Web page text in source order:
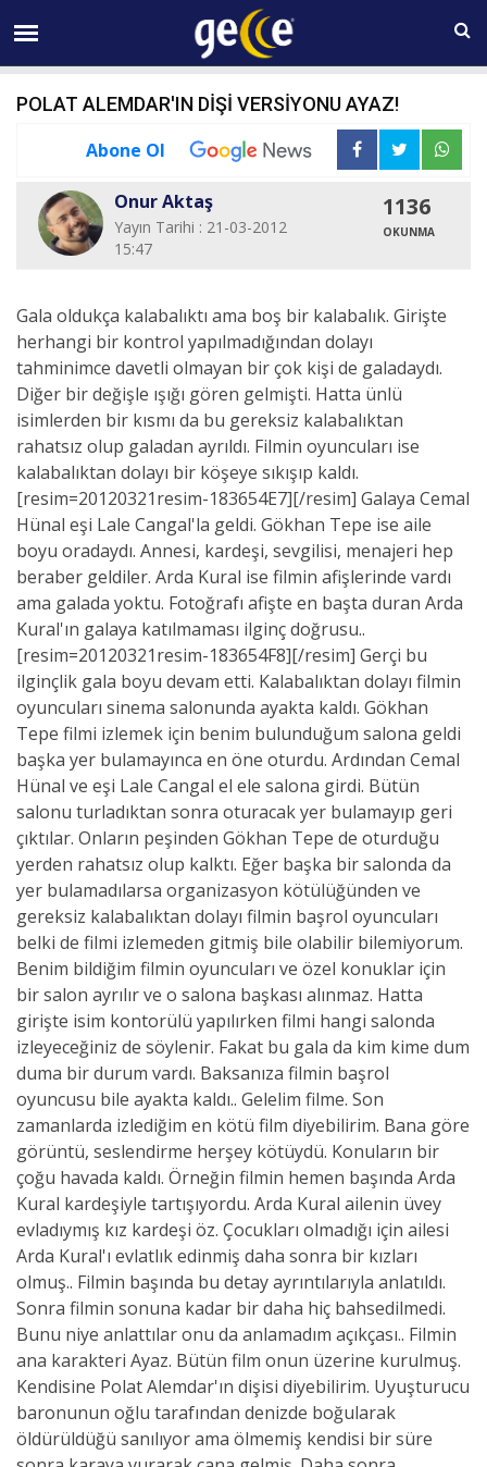
07 AĞUSTOS Cuma 05:00
POLAT ALEMDAR'IN DİŞİ VERSİYONU AYAZ!
Abone Ol
Onur Aktaş
Yayın Tarihi : 21-03-2012
15:47
1136
OKUNMA
Gala oldukça kalabalıktı ama boş bir kalabalık. Girişte
herhangi bir kontrol yapılmadığından dolayı
tahminimce davetli olmayan bir çok kişi de galadaydı.
Diğer bir değişle ışığı gören gelmişti. Hatta ünlü
isimlerden bir kısmı da bu gereksiz kalabalıktan
rahatsız olup galadan ayrıldı. Filmin oyuncuları ise
kalabalıktan dolayı bir köşeye sıkışıp kaldı.
[resim=20120321resim-183654E7][/resim] Galaya Cemal
Hünal eşi Lale Cangal'la geldi. Gökhan Tepe ise aile
boyu oradaydı. Annesi, kardeşi, sevgilisi, menajeri hep
beraber geldiler. Arda Kural ise filmin afişlerinde vardı
ama galada yoktu. Fotoğrafı afişte en başta duran Arda
Kural'ın galaya katılmaması ilginç doğrusu..
[resim=20120321resim-183654F8][/resim] Gerçi bu
ilginçlik gala boyu devam etti. Kalabalıktan dolayı filmin
oyuncuları sinema salonunda ayakta kaldı. Gökhan
Tepe filmi izlemek için benim bulunduğum salona geldi
başka yer bulamayınca en öne oturdu. Ardından Cemal
Hünal ve eşi Lale Cangal el ele salona girdi. Bütün
salonu turladıktan sonra oturacak yer bulamayıp geri
çıktılar. Onların peşinden Gökhan Tepe de oturduğu
yerden rahatsız olup kalktı. Eğer başka bir salonda da
yer bulamadılarsa organizasyon kötülüğünden ve
gereksiz kalabalıktan dolayı filmin başrol oyuncuları
belki de filmi izlemeden gitmiş bile olabilir bilemiyorum.
Benim bildiğim filmin oyuncuları ve özel konuklar için
bir salon ayrılır ve o salona başkası alınmaz. Hatta
girişte isim kontorülü yapılırken filmi hangi salonda
izleyeceğiniz de söylenir. Fakat bu gala da kim kime dum
duma bir durum vardı. Baksanıza filmin başrol
oyuncusu bile ayakta kaldı.. Gelelim filme. Son
zamanlarda izlediğim en kötü film diyebilirim. Bana göre
görüntü, seslendirme herşey kötüydü. Konuların bir
çoğu havada kaldı. Örneğin filmin hemen başında Arda
Kural kardeşiyle tartışıyordu. Arda Kural ailenin üvey
evladıymış kız kardeşi öz. Çocukları olmadığı için ailesi
Arda Kural'ı evlatlık edinmiş daha sonra bir kızları
olmuş.. Filmin başında bu detay ayrıntılarıyla anlatıldı.
Sonra filmin sonuna kadar bir daha hiç bahsedilmedi.
Bunu niye anlattılar onu da anlamadım açıkçası.. Filmin
ana karakteri Ayaz. Bütün film onun üzerine kurulmuş.
Kendisine Polat Alemdar'ın dişisi diyebilirim. Uyuşturucu
baronunun oğlu tarafından denizde boğularak
öldürüldüğü sanılıyor ama ölmemiş kendisi bir süre